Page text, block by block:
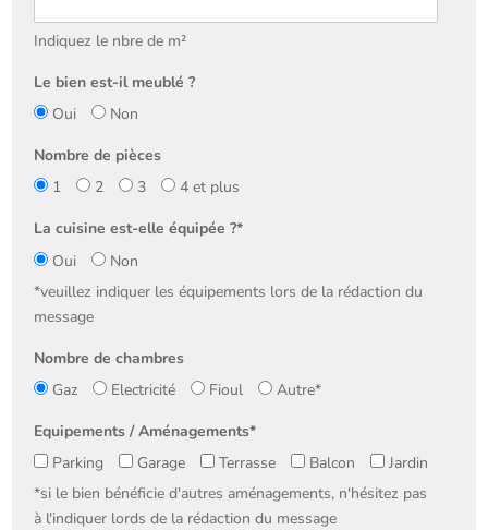
Indiquez le nbre de m²
Le bien est-il meublé ?
Oui
Non
Nombre de pièces
1
2 3
4 et plus
La cuisine est-elle équipée ?*
Oui
Non
*veuillez indiquer les équipements lors de la rédaction du
message
Nombre de chambres
Gaz
Electricité Fioul
Autre*
Equipements / Aménagements*
Parking
Garage Terrasse Balcon
Jardin
*si le bien bénéficie d'autres aménagements, n'hésitez pas
à l'indiquer lords de la rédaction du message